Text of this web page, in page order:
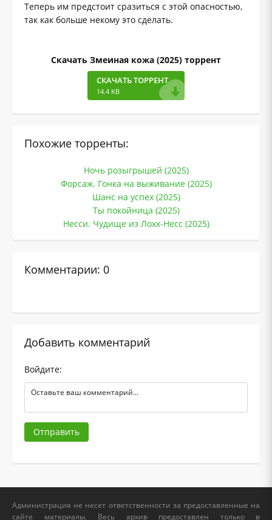
Теперь им предстоит сразиться с этой опасностью,
так как больше некому это сделать.
Скачать Змеиная кожа (2025) торрент
СКАЧАТЬ ТОРРЕНТ
14.4 KB
Похожие торренты:
Ночь розыгрышей (2025)
Форсаж. Гонка на выживание (2025)
Шанс на успех (2025)
Ты покойница (2025)
Несси. Чудище из Лохх-Несс (2025)
Комментарии: 0
Добавить комментарий
Войдите:
Отправить
Администрация не несет ответственности за предоставленные на
сайте материалы. Весь архив предоставлен только в